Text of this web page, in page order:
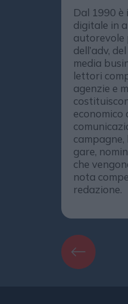
Dal 1990
digitale in
autorevole
dell’adv,
media
lettori
agenzie e
economico
campagne,
gare,
che
nota
redazione.